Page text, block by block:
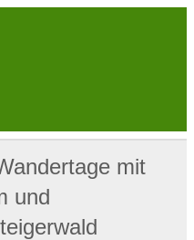
mit
und